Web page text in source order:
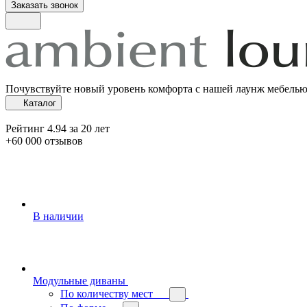
Заказать звонок
Почувствуйте новый уровень комфорта с нашей лаунж мебелью
Каталог
Рейтинг 4.94 за 20 лет
+60 000 отзывов
В наличии
Модульные диваны
По количеству мест